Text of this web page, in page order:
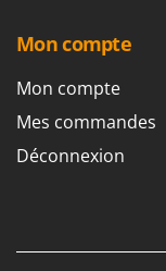
Mon compte
Mon compte
Mes commandes
Déconnexion